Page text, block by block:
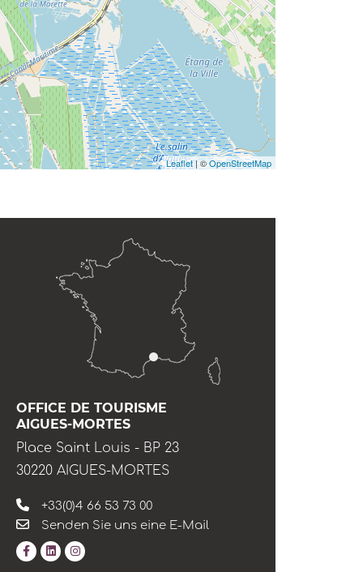
Leaflet| ©OpenStreetMap
OFFICE DE TOURISME
AIGUES-MORTES
Place Saint Louis - BP 23
30220 AIGUES-MORTES
+33(0)4 66 53 73 00
Senden Sie uns eine E-Mail